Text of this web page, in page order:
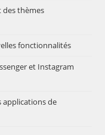
des thèmes
fonctionnalités
et Instagram
applications de